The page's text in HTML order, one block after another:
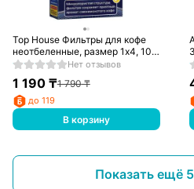
Top House Фильтры для кофе
неотбеленные, размер 1х4, 100
шт. в коробке, 390629
Нет отзывов
1 190₸1 790₸
до 119
В корзину
Показать ещё